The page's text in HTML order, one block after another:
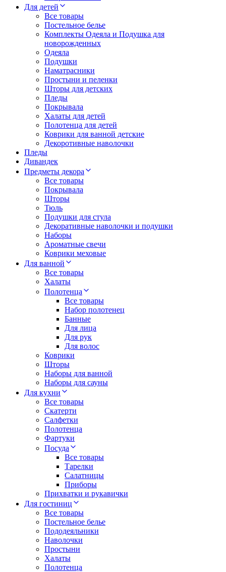
Для детей
Все товары
Постельное белье
Комплекты Одеяла и Подушка для
новорожденных
Одеяла
Подушки
Наматрасники
Простыни и пеленки
Шторы для детских
Пледы
Покрывала
Халаты для детей
Полотенца для детей
Коврики для ванной детские
Декоротивные наволочки
Пледы
Дивандек
Предметы декора
Все товары
Покрывала
Шторы
Тюль
Подушки для стула
Декоративные наволочки и подушки
Наборы
Ароматные свечи
Коврики меховые
Для ванной
Все товары
Халаты
Полотенца
Все товары
Набор полотенец
Банные
Для лица
Для рук
Для волос
Коврики
Шторы
Наборы для ванной
Наборы для сауны
Для кухни
Все товары
Скатерти
Салфетки
Полотенца
Фартуки
Посуда
Все товары
Тарелки
Салатницы
Приборы
Прихватки и рукавички
Для гостиниц
Все товары
Постельное белье
Пододеяльники
Наволочки
Простыни
Халаты
Полотенца